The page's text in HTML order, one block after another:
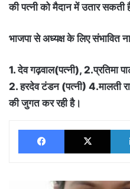
की पत्नी को मैदान में उतार सकती
भाजपा से अध्यक्ष के लिए संभावित
1. देव गढ़वाल(पत्नी), 2.प्रतिमा
2. हरदेव टंडन (पत्नी) 4.मालती
की जुगत कर रही है।
Facebook X